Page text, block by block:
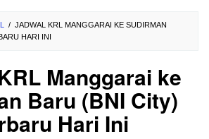
/ JADWAL KRL MANGGARAI KE SUDIRMAN
HARI INI
Manggarai ke
Baru (BNI City)
Hari Ini